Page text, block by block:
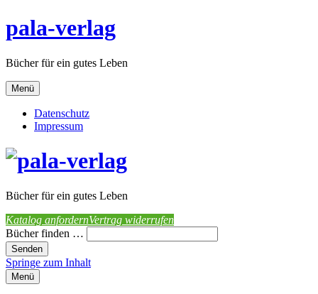
pala-verlag
Bücher für ein gutes Leben
Menü
Datenschutz
Impressum
Bücher für ein gutes Leben
Katalog anfordernVertrag widerrufen
Bücher finden …
Springe zum Inhalt
Menü